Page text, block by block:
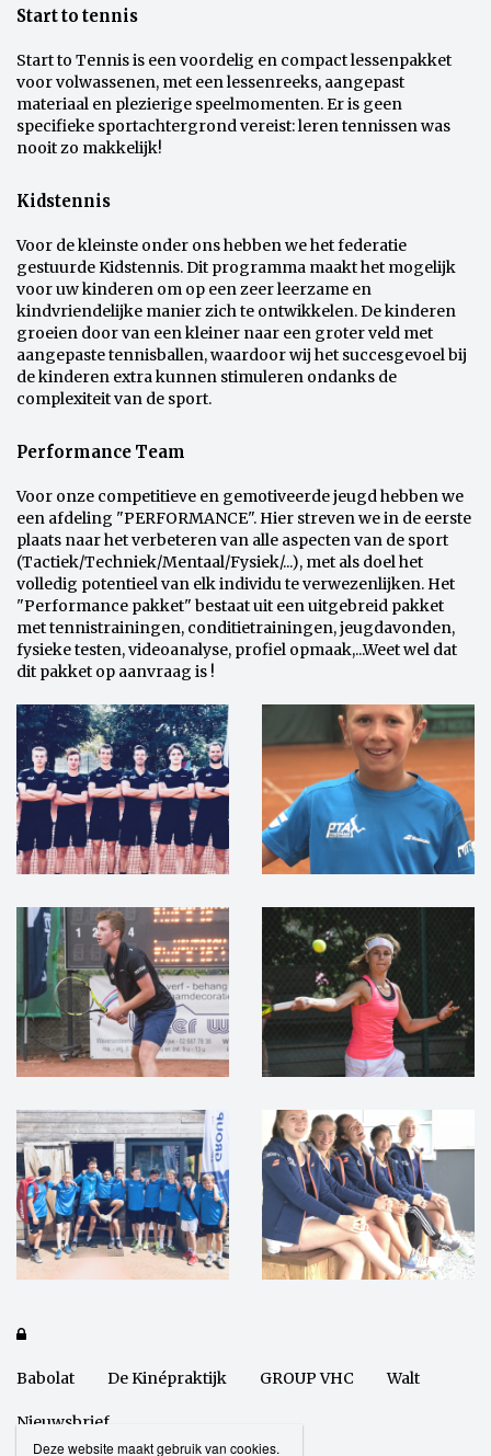
Start to tennis
Start to Tennis is een voordelig en compact lessenpakket
voor volwassenen, met een lessenreeks, aangepast
materiaal en plezierige speelmomenten. Er is geen
specifieke sportachtergrond vereist: leren tennissen was
nooit zo makkelijk!
Kidstennis
Voor de kleinste onder ons hebben we het federatie
gestuurde Kidstennis. Dit programma maakt het mogelijk
voor uw kinderen om op een zeer leerzame en
kindvriendelijke manier zich te ontwikkelen. De kinderen
groeien door van een kleiner naar een groter veld met
aangepaste tennisballen, waardoor wij het succesgevoel bij
de kinderen extra kunnen stimuleren ondanks de
complexiteit van de sport.
Performance Team
Voor onze competitieve en gemotiveerde jeugd hebben we
een afdeling "PERFORMANCE". Hier streven we in de eerste
plaats naar het verbeteren van alle aspecten van de sport
(Tactiek/Techniek/Mentaal/Fysiek/...), met als doel het
volledig potentieel van elk individu te verwezenlijken. Het
"Performance pakket" bestaat uit een uitgebreid pakket
met tennistrainingen, conditietrainingen, jeugdavonden,
fysieke testen, videoanalyse, profiel opmaak,...Weet wel dat
dit pakket op aanvraag is !

Babolat De Kinépraktijk GROUP VHC Walt
Nieuwsbrief
Deze website maakt gebruik van cookies.